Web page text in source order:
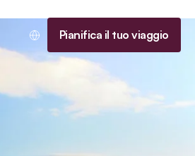
Pianifica il tuo viaggio